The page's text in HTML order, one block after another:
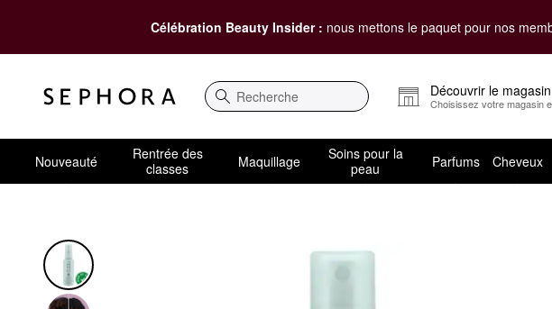
Célébration Beauty Insider : nous mettons le paquet pour nos
Recherche
Découvrir le
Choisissez votre magasin
Nouveauté
Rentrée des
classes
Maquillage
Soins pour la
peau
Parfums Cheveux